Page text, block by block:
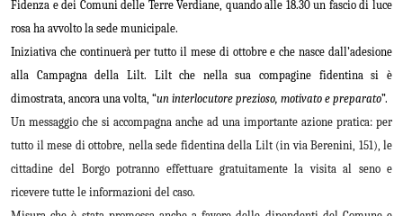
Fidenza e dei Comuni delle Terre Verdiane, quando alle 18.30 un fascio di luce
rosa ha avvolto la sede municipale.
Iniziativa che continuerà per tutto il mese di ottobre e che nasce dall’adesione
alla Campagna della Lilt. Lilt che nella sua compagine fidentina si è
dimostrata, ancora una volta, “un interlocutore prezioso, motivato e preparato”.
Un messaggio che si accompagna anche ad una importante azione pratica: per
tutto il mese di ottobre, nella sede fidentina della Lilt (in via Berenini, 151), le
cittadine del Borgo potranno effettuare gratuitamente la visita al seno e
ricevere tutte le informazioni del caso.